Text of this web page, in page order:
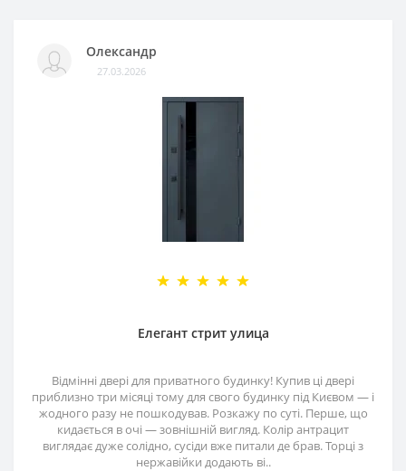
Олександр
27.03.2026
Елегант стрит улица
Відмінні двері для приватного будинку! Купив ці двері
приблизно три місяці тому для свого будинку під Києвом — і
жодного разу не пошкодував. Розкажу по суті. Перше, що
кидається в очі — зовнішній вигляд. Колір антрацит
виглядає дуже солідно, сусіди вже питали де брав. Торці з
нержавійки додають ві..